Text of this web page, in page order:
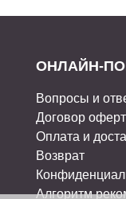
ОНЛАЙН-
Вопросы и
Договор
Оплата и
Возврат
Алгоритм